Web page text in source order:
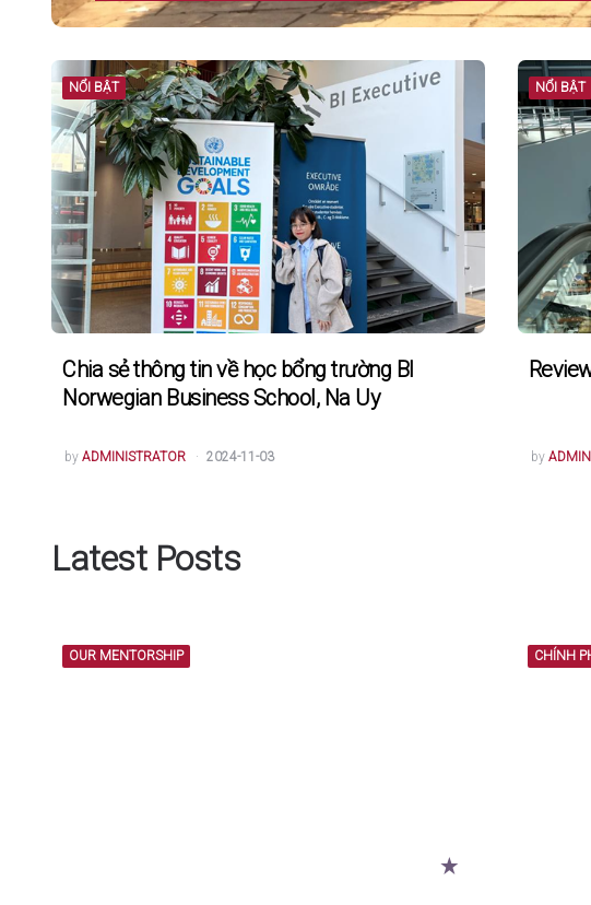
NỔI BẬT
Chia sẻ thông tin về học bổng trường BI
Norwegian Business School, Na Uy
POSTED
BY
by ADMINISTRATOR 2024-11-03
NỔI BẬT
POSTED
BY
by
Latest Posts
OUR MENTORSHIP CHÍNH